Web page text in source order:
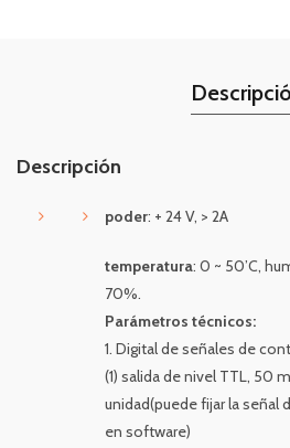
Descripción
poder: + 24 V, > 2A
temperatura: 0 ~ 50’C,
70%.
Parámetros técnicos:
1. Digital de señales de
(1) salida de nivel TTL, 50
unidad(puede fijar la señal
en software)